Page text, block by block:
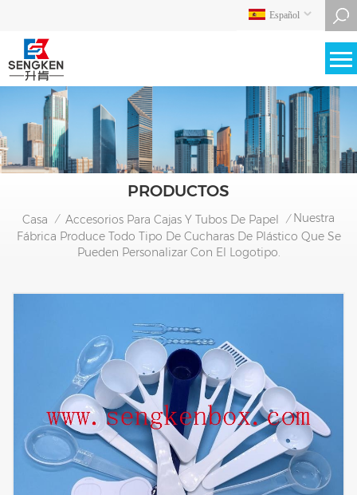
Español
PRODUCTOS
Casa / Accesorios Para Cajas Y Tubos De Papel / Nuestra
Fábrica Produce Todo Tipo De Cucharas De Plástico Que Se
Pueden Personalizar Con El Logotipo.